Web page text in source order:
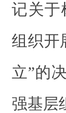
记关于
组织开
立”的
强基层